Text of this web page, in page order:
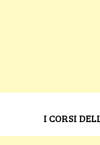
I CORSI